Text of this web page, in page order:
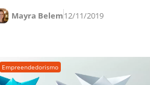
Mayra Belem12/11/2019
Empreendedorismo